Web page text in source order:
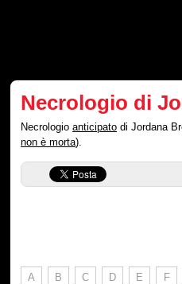
Necrologio di
Necrologioanticipato di Jordana
non è morta).
A B C D E F